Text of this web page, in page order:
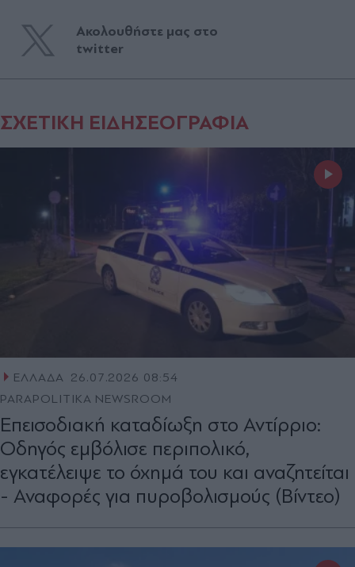
Ακολουθήστε μας στο
twitter
ΣΧΕΤΙΚΗ ΕΙΔΗΣΕΟΓΡΑΦΙΑ
ΕΛΛΑΔΑ
26.07.2026 08:54
PARAPOLITIKA NEWSROOM
Επεισοδιακή καταδίωξη στο Αντίρριο:
Οδηγός εμβόλισε περιπολικό,
εγκατέλειψε το όχημά του και αναζητείται
- Αναφορές για πυροβολισμούς (Βίντεο)